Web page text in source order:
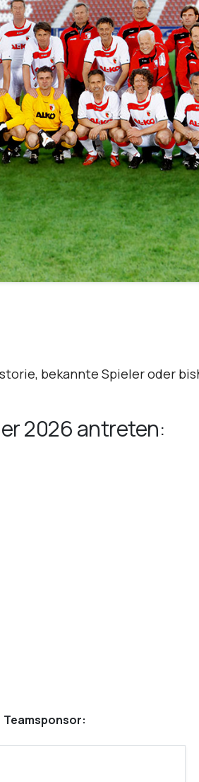
bekannte Spieler oder
2026 antreten:
Teamsponsor: